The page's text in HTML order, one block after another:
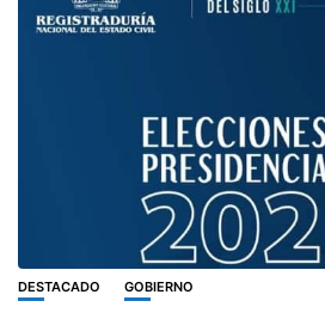
DESTACADO GOBIERNO